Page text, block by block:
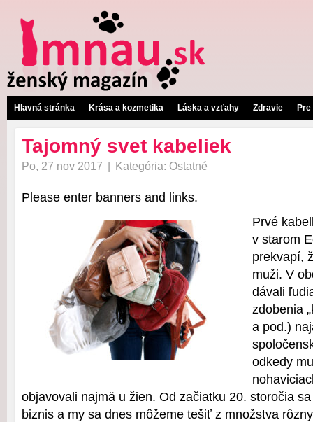
Hlavná stránka Krása a kozmetika Láska a vzťahy Zdravie
Tajomný svet kabeliek
Po, 27 nov 2017 Kategória: Ostatné
Please enter banners and links.
Prvé
v starom
prekvapí,
muži. V
dávali
zdobenia
a pod.)
odkedy
objavovali najmä u žien. Od začiatku 20. storočia
biznis a my sa dnes môžeme tešiť z množstva